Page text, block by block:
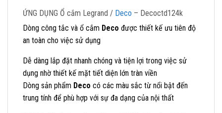
ỨNG DỤNG Ổ cắm Legrand / Deco – Decoctd124k
Dòng công tắc và ổ cắm Deco được thiết kế ưu tiên độ
an toàn cho việc sử dụng
Dễ dàng lắp đặt nhanh chóng và tiện lợi trong việc sử
dụng nhờ thiết kế mặt tiết diện lớn tràn viền
Dòng sản phẩm Deco có các màu sắc từ nổi bật đến
trung tính để phù hợp với sự đa dạng của nội thất